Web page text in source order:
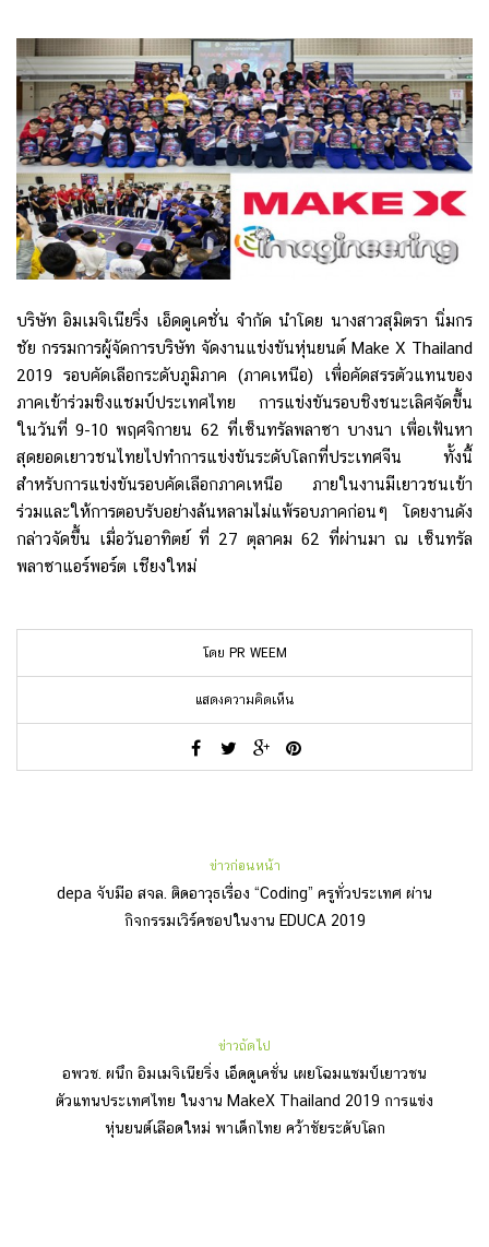
บริษัท อิมเมจิเนียริ่ง เอ็ดดูเคชั่น จำกัด นำโดย นางสาวสุมิตรา นิ่มกร
ชัย กรรมการผู้จัดการบริษัท จัดงานแข่งขันหุ่นยนต์ Make X Thailand
2019 รอบคัดเลือกระดับภูมิภาค (ภาคเหนือ) เพื่อคัดสรรตัวแทนของ
ภาคเข้าร่วมชิงแชมป์ประเทศไทย การแข่งขันรอบชิงชนะเลิศจัดขึ้น
ในวันที่ 9-10 พฤศจิกายน 62 ที่เซ็นทรัลพลาซา บางนา เพื่อเฟ้นหา
สุดยอดเยาวชนไทยไปทำการแข่งขันระดับโลกที่ประเทศจีน ทั้งนี้
สำหรับการแข่งขันรอบคัดเลือกภาคเหนือ ภายในงานมีเยาวชนเข้า
ร่วมและให้การตอบรับอย่างล้นหลามไม่แพ้รอบภาคก่อนๆ โดยงานดัง
กล่าวจัดขึ้น เมื่อวันอาทิตย์ ที่ 27 ตุลาคม 62 ที่ผ่านมา ณ เซ็นทรัล
พลาซาแอร์พอร์ต เชียงใหม่
โดย PR WEEM
แสดงความคิดเห็น
ข่าวก่อนหน้า
depa จับมือ สจล. ติดอาวุธเรื่อง “Coding” ครูทั่วประเทศ ผ่าน
กิจกรรมเวิร์คชอปในงาน EDUCA 2019
ข่าวถัดไป
อพวช. ผนึก อิมเมจิเนียริ่ง เอ็ดดูเคชั่น เผยโฉมแชมป์เยาวชน
ตัวแทนประเทศไทย ในงาน MakeX Thailand 2019 การแข่ง
หุ่นยนต์เลือดใหม่ พาเด็กไทย คว้าชัยระดับโลก